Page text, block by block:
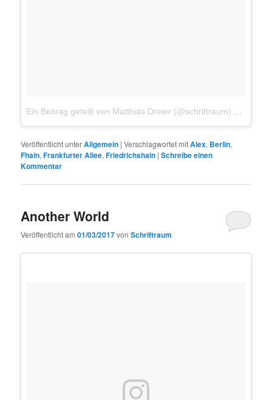
Ein Beitrag geteilt von Matthias Dreier (@schriftraum)
Veröffentlicht unterAllgemein |Verschlagwortet mitAlex, Berlin,
Fhain,Frankfurter Allee,Friedrichshain |Schreibe einen
Kommentar
Another World
Veröffentlicht am01/03/2017vonSchriftraum